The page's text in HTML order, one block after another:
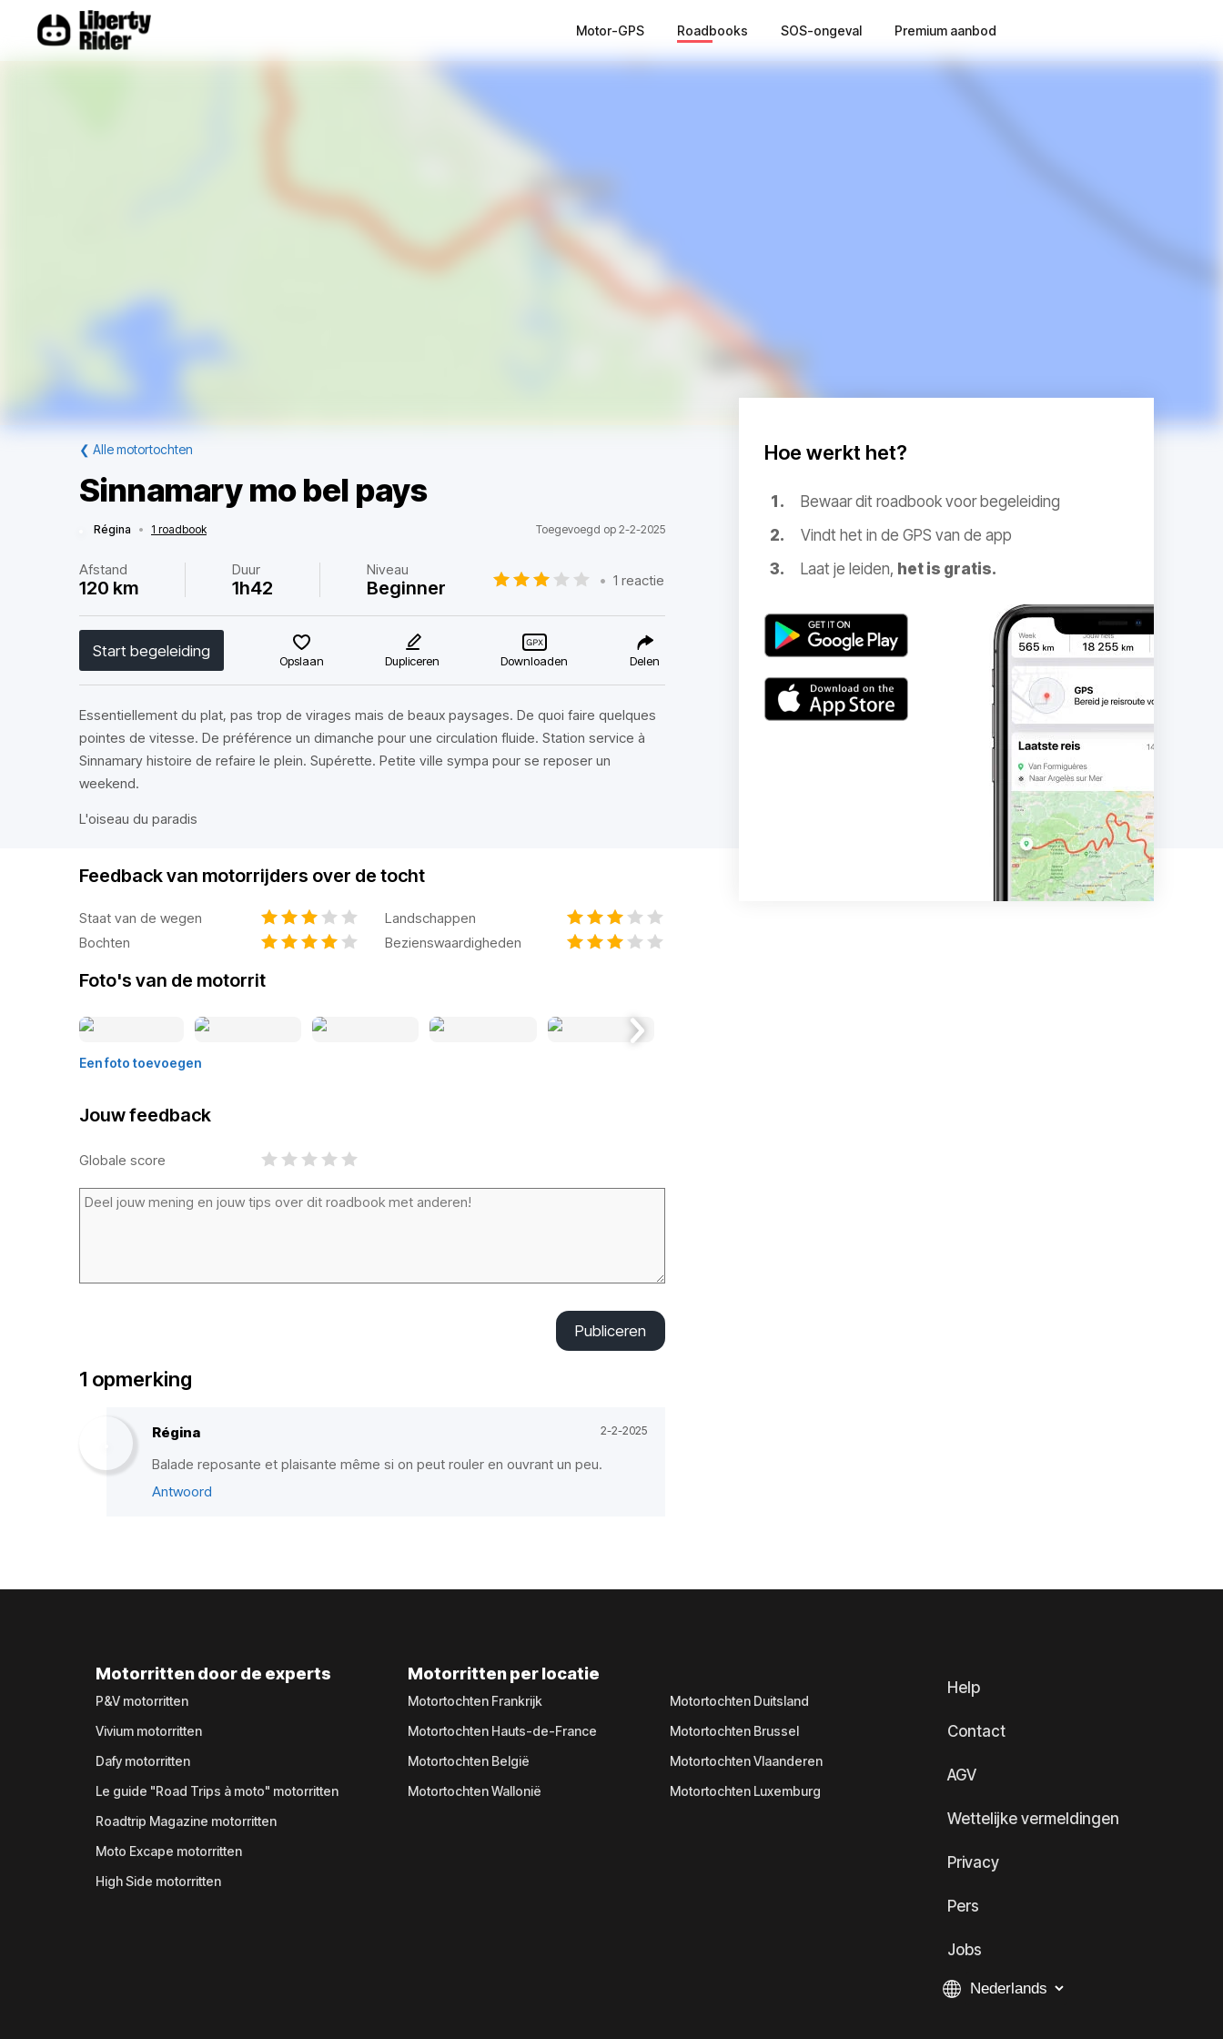
Motor-GPS Roadbooks SOS-ongeval Premium aanbod
❮ Alle motortochten
Sinnamary mo bel pays
Régina • 1 roadbook Toegevoegd op 2-2-2025
Afstand
120 km
Duur
1h42
Niveau
Beginner • 1 reactie
Start begeleiding
Opslaan Dupliceren Downloaden Delen
Essentiellement du plat, pas trop de virages mais de beaux paysages. De quoi faire quelques
pointes de vitesse. De préférence un dimanche pour une circulation fluide. Station service à
Sinnamary histoire de refaire le plein. Supérette. Petite ville sympa pour se reposer un
weekend.
L'oiseau du paradis
Hoe werkt het?
Bewaar dit roadbook voor begeleiding
Vindt het in de GPS van de app
Laat je leiden, het is gratis.
Feedback van motorrijders over de tocht
Staat van de wegen
Landschappen
Bochten
Bezienswaardigheden
Foto's van de motorrit
Een foto toevoegen
Jouw feedback
Globale score
Publiceren
1 opmerking
Régina 2-2-2025
Balade reposante et plaisante même si on peut rouler en ouvrant un peu.
Antwoord
Motorritten door de experts
P&V motorritten
Vivium motorritten
Dafy motorritten
Le guide "Road Trips à moto" motorritten
Roadtrip Magazine motorritten
Moto Excape motorritten
High Side motorritten
Motorritten per locatie
Motortochten Frankrijk
Motortochten Hauts-de-France
Motortochten België
Motortochten Wallonië
Motortochten Duitsland
Motortochten Brussel
Motortochten Vlaanderen
Motortochten Luxemburg
Help
Contact
AGV
Wettelijke vermeldingen
Privacy
Pers
Jobs